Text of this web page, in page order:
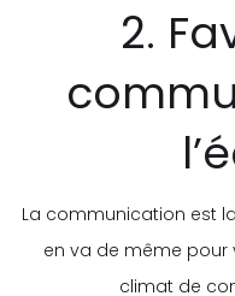
2.
La communication est
en va de même pour
climat de